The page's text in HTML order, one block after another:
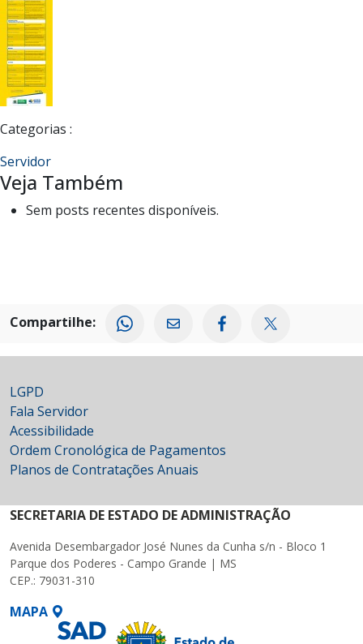
Categorias :
Servidor
Veja Também
Sem posts recentes disponíveis.
Compartilhe:
LGPD
Fala Servidor
Acessibilidade
Ordem Cronológica de Pagamentos
Planos de Contratações Anuais
SECRETARIA DE ESTADO DE ADMINISTRAÇÃO
Avenida Desembargador José Nunes da Cunha s/n - Bloco 1
Parque dos Poderes - Campo Grande | MS
CEP.: 79031-310
MAPA